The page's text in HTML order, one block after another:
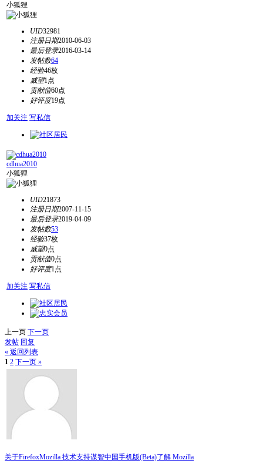
小狐狸
UID32981
注册日期2010-06-03
最后登录2016-03-14
发帖数64
经验46枚
威望1点
贡献值60点
好评度19点
加关注 写私信
cdhua2010
小狐狸
UID21873
注册日期2007-11-15
最后登录2019-04-09
发帖数53
经验37枚
威望0点
贡献值0点
好评度1点
加关注 写私信
上一页 下一页
发帖 回复
« 返回列表
1 2 下一页 »
关于FirefoxMozilla 技术支持谋智中国手机版(Beta)了解 Mozilla